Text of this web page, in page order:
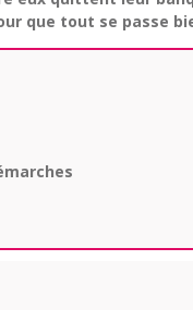
que tout se passe